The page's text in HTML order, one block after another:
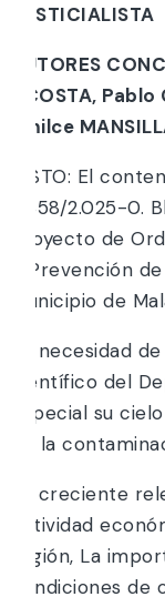
JUSTICIALISTA
AUTORES
ACOSTA, Pablo
Emilce
VISTO: El
6.358/2.025-0.
Proyecto de
y Prevención
Municipio de
La necesidad
científico del
especial su
de la
La creciente
actividad
región, La
condiciones de